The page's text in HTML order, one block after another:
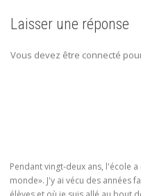
Laisser une réponse
Vous devez être connecté
Pendant vingt-deux ans, l'école
monde». J'y ai vécu des années